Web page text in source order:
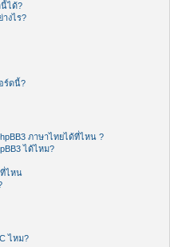
ได้?
งไร?
ร์ดนี้?
ภาษาไทยได้ที่ไหน ?
ได้ไหม?
ที่ไหน
ไหม?